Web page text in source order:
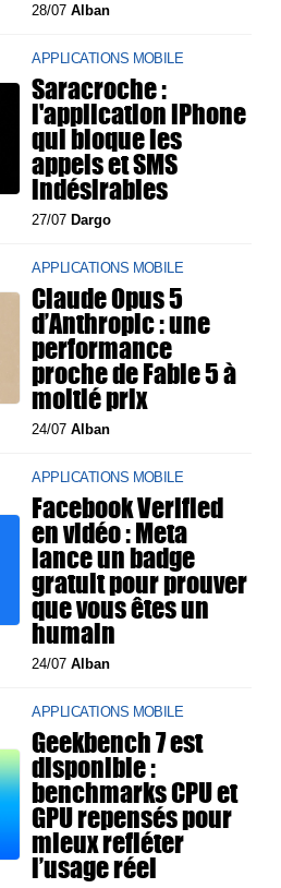
28/07Alban
APPLICATIONS MOBILE
Saracroche :
l'application iPhone
qui bloque les
appels et SMS
indésirables
27/07Dargo
APPLICATIONS MOBILE
Claude Opus 5
d’Anthropic : une
performance
proche de Fable 5 à
moitié prix
24/07Alban
APPLICATIONS MOBILE
Facebook Verified
en vidéo : Meta
lance un badge
gratuit pour prouver
que vous êtes un
humain
24/07Alban
APPLICATIONS MOBILE
Geekbench 7 est
disponible :
benchmarks CPU et
GPU repensés pour
mieux refléter
l’usage réel